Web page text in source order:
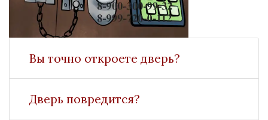
Вы точно откроете дверь?
Дверь повредится?